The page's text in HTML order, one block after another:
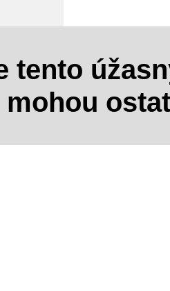
tento